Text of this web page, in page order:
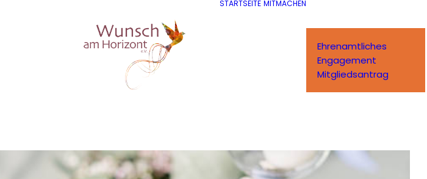
STARTSEITE MITMACHEN
Ehrenamtliches
Engagement
Mitgliedsantrag